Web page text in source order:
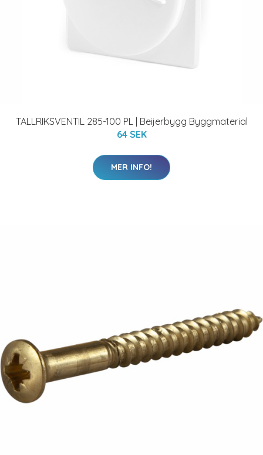
TALLRIKSVENTIL 285-100 PL | Beijerbygg Byggmaterial
64 SEK
MER INFO!